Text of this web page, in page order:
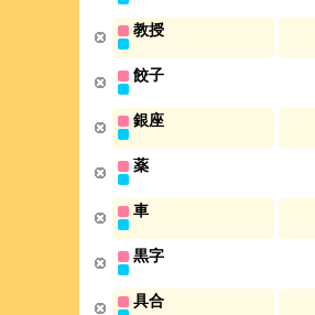
教授
餃子
銀座
薬
車
黒字
具合